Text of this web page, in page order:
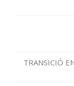
TRANSICIÓ